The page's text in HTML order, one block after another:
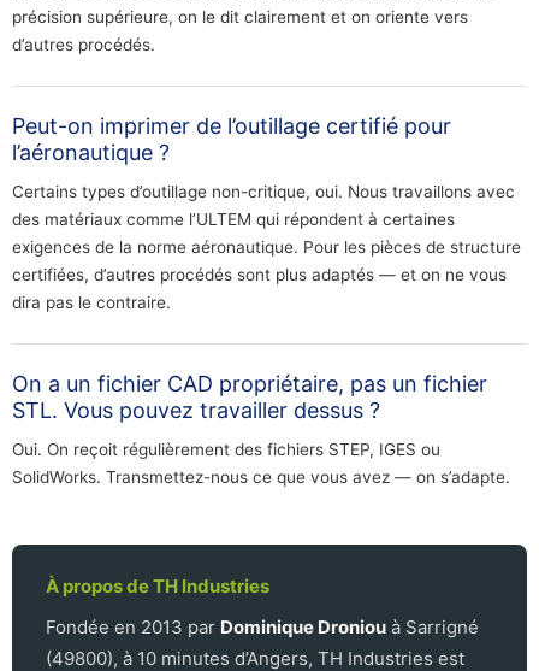
précision supérieure, on le dit clairement et on oriente vers
d’autres procédés.
Peut-on imprimer de l’outillage certifié pour
l’aéronautique ?
Certains types d’outillage non-critique, oui. Nous travaillons avec
des matériaux comme l’ULTEM qui répondent à certaines
exigences de la norme aéronautique. Pour les pièces de structure
certifiées, d’autres procédés sont plus adaptés — et on ne vous
dira pas le contraire.
On a un fichier CAD propriétaire, pas un fichier
STL. Vous pouvez travailler dessus ?
Oui. On reçoit régulièrement des fichiers STEP, IGES ou
SolidWorks. Transmettez-nous ce que vous avez — on s’adapte.
À propos de TH Industries
Fondée en 2013 par Dominique Droniou à Sarrigné
(49800), à 10 minutes d’Angers, TH Industries est